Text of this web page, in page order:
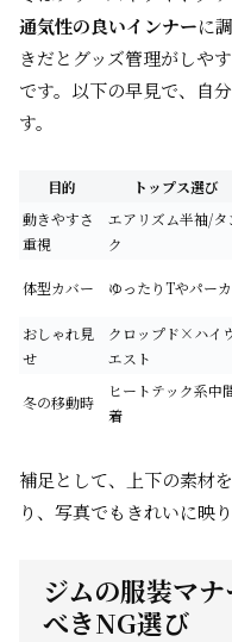
通気性の良いインナーに
きだとグッズ管理がしや
です。以下の早見で、自
す。
目的 トップス選び
動きやすさ
重視
エアリズム半袖/タ
ク
体型カバー ゆったりTやパーカ
おしゃれ見
せ
クロップド×ハイ
エスト
冬の移動時
ヒートテック系中
着
補足として、上下の素材
り、写真でもきれいに映り
ジムの服装マ
べきNG選び